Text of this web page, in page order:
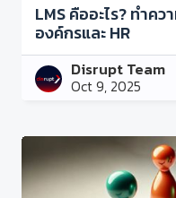
LMS คืออะไร? ทำค
องค์กรและ HR
Disrupt Team
Oct 9, 2025